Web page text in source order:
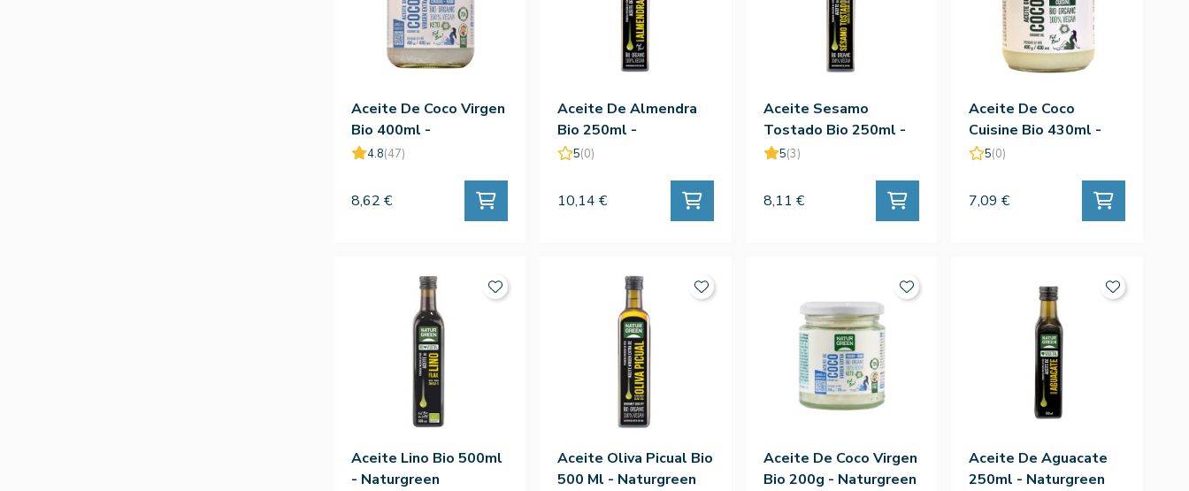
Aceite De Coco Virgen
Bio 400ml -
Naturgreen
4.8(47)
8,62 €
Aceite De Almendra
Bio 250ml -
Naturgreen
5(0)
10,14 €
Aceite Sesamo
Tostado Bio 250ml -
Naturgreen
5(3)
8,11 €
Aceite De Coco
Cuisine Bio 430ml -
Naturgreen
5(0)
7,09 €
Aceite Lino Bio 500ml
- Naturgreen
Aceite Oliva Picual Bio
500 Ml - Naturgreen
Aceite De Coco Virgen
Bio 200g - Naturgreen
Aceite De Aguacate
250ml - Naturgreen